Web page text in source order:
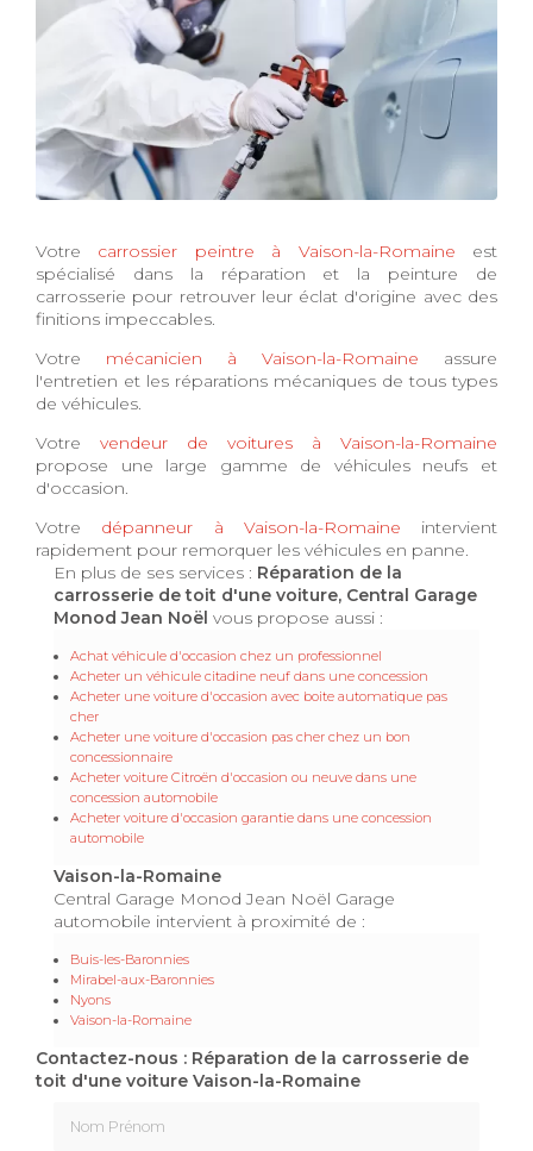
Votre carrossier peintre à Vaison-la-Romaine est
spécialisé dans la réparation et la peinture de
carrosserie pour retrouver leur éclat d'origine avec des
finitions impeccables.
Votre mécanicien à Vaison-la-Romaine assure
l'entretien et les réparations mécaniques de tous types
de véhicules.
Votre vendeur de voitures à Vaison-la-Romaine
propose une large gamme de véhicules neufs et
d'occasion.
Votre dépanneur à Vaison-la-Romaine intervient
rapidement pour remorquer les véhicules en panne.
En plus de ses services : Réparation de la
carrosserie de toit d'une voiture, Central Garage
Monod Jean Noël vous propose aussi :
Achat véhicule d'occasion chez un professionnel
Acheter un véhicule citadine neuf dans une concession
Acheter une voiture d'occasion avec boite automatique pas
cher
Acheter une voiture d'occasion pas cher chez un bon
concessionnaire
Acheter voiture Citroën d'occasion ou neuve dans une
concession automobile
Acheter voiture d'occasion garantie dans une concession
automobile
Vaison-la-Romaine
Central Garage Monod Jean Noël Garage
automobile intervient à proximité de :
Buis-les-Baronnies
Mirabel-aux-Baronnies
Nyons
Vaison-la-Romaine
Contactez-nous : Réparation de la carrosserie de
toit d'une voiture Vaison-la-Romaine